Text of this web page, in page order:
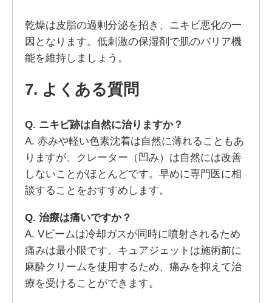
乾燥は皮脂の過剰分泌を招き、ニキビ悪化の一
因となります。低刺激の保湿剤で肌のバリア機
能を維持しましょう。
7. よくある質問
Q. ニキビ跡は自然に治りますか？
A. 赤みや軽い色素沈着は自然に薄れることもあ
りますが、クレーター（凹み）は自然には改善
しないことがほとんどです。早めに専門医に相
談することをおすすめします。
Q. 治療は痛いですか？
A. Vビームは冷却ガスが同時に噴射されるため
痛みは最小限です。キュアジェットは施術前に
麻酔クリームを使用するため、痛みを抑えて治
療を受けることができます。